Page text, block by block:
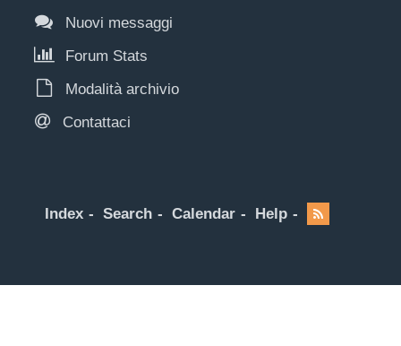
Nuovi messaggi
Forum Stats
Modalità archivio
Contattaci
Index Search Calendar Help